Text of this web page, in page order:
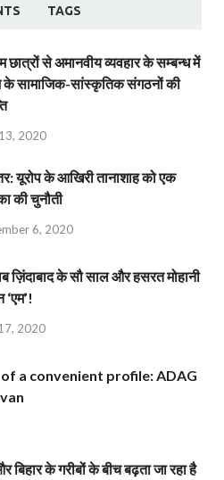
TAGS
छात्रों से अमानवीय व्यवहार के सम्बन्ध में
के सामाजिक-सांस्कृतिक संगठनों की
2020
यूरोप के आखिरी तानाशाह को एक
की चुनौती
6, 2020
ज़िंदाबाद के सौ साल और हसरत मोहानी
2020
a convenient profile: ADAG
बिहार के गरीबों के बीच बढ़ता जा रहा है